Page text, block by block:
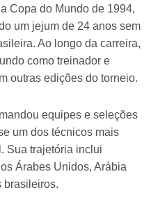
Copa do Mundo de 1994,
um jejum de 24 anos sem
Ao longo da carreira,
como treinador e
outras edições do torneio.
equipes e seleções
um dos técnicos mais
Sua trajetória inclui
Árabes Unidos, Arábia
brasileiros.